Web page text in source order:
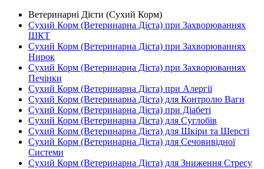
Ветеринарні Дієти (Сухий Корм)
Сухий Корм (Ветеринарна Дієта) при Захворюваннях
ШКТ
Сухий Корм (Ветеринарна Дієта) при Захворюваннях
Нирок
Сухий Корм (Ветеринарна Дієта) при Захворюваннях
Печінки
Сухий Корм (Ветеринарна Дієта) при Алергії
Сухий Корм (Ветеринарна Дієта) для Контролю Ваги
Сухий Корм (Ветеринарна Дієта) при Діабеті
Сухий Корм (Ветеринарна Дієта) для Суглобів
Сухий Корм (Ветеринарна Дієта) для Шкіри та Шерсті
Сухий Корм (Ветеринарна Дієта) для Сечовивідної
Системи
Сухий Корм (Ветеринарна Дієта) для Зниження Стресу